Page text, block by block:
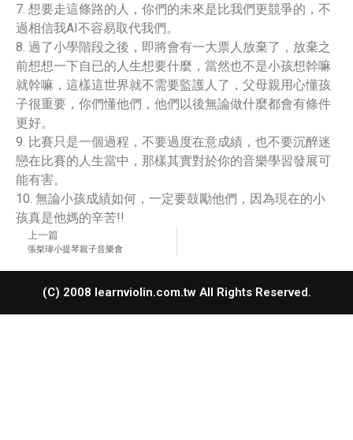
7. 想要走這條路的人，你們的未來是比我們更競爭的，不
過相信我AI不容易取代我們。
8. 過了小學階段之後，即將會有一大票人放棄了，放棄之
前想想一下自已的人生想要什麼，當然也不是小孩想幹嘛
就幹嘛，這樣這世界就不需要監護人了，父母親用心懂孩
子很重要，你們懂他們，他們以後無論做什麼都會有條件
更好。
9. 比賽只是一個過程，不要過度在意成績，也不要沉醉迷
戀在比賽的人生當中，那樣其實對於你的音樂學習發展可
能有害。
10. 無論小孩成績如何，一定要鼓勵他們，因為現在的小
孩真是他媽的辛苦!!
上一篇
張桀瑋小提琴親子音樂會
(C) 2008 learnviolin.com.tw All Rights Reserved.